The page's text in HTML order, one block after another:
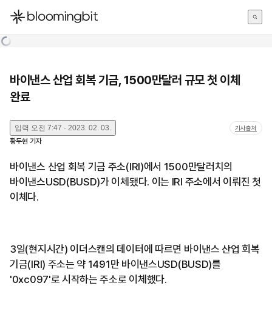
한국어
바이낸스 산업 회복 기금, 1500만달러 규모 첫 이체
완료
입력 오전 7:47 · 2023. 02. 03. 기사출처
황두현 기자
바이낸스 산업 회복 기금 주소(IRI)에서 1500만달러치의
바이낸스USD(BUSD)가 이체됐다. 이는 IRI 주소에서 이뤄진 첫
이체다.
3일(현지시간) 이더스캔의 데이터에 따르면 바이낸스 산업 회복
기금(IRI) 주소는 약 1491만 바이낸스USD(BUSD)를
'0xc097'로 시작하는 주소로 이체했다.